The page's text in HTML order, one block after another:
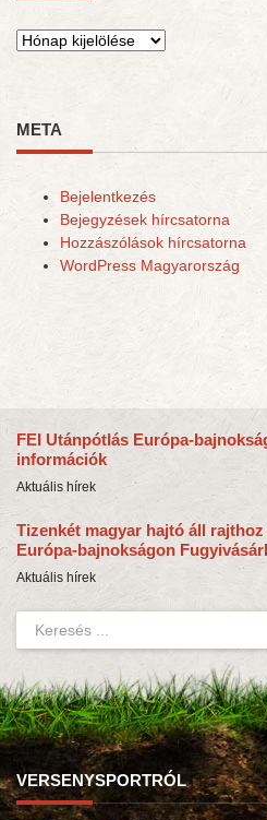
Archívum
META
Bejelentkezés
Bejegyzések hírcsatorna
Hozzászólások hírcsatorna
WordPress Magyarország
FEI Utánpótlás Európa-
információk
Aktuális hírek
Tizenkét magyar hajtó áll
Európa-bajnokságon
Aktuális hírek
VERSENYSPORTRÓL